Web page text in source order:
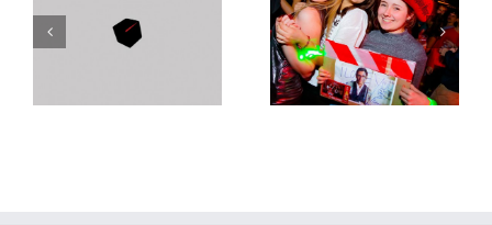
Captain Morgan
PYUR Sponsorship-
Activation